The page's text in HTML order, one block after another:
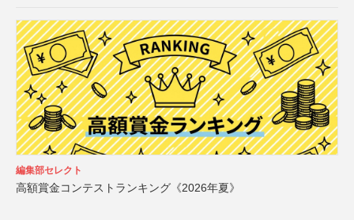
編集部セレクト
高額賞金コンテストランキング《2026年夏》